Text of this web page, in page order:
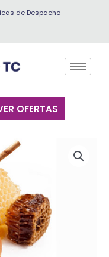
de Despacho
OFERTAS